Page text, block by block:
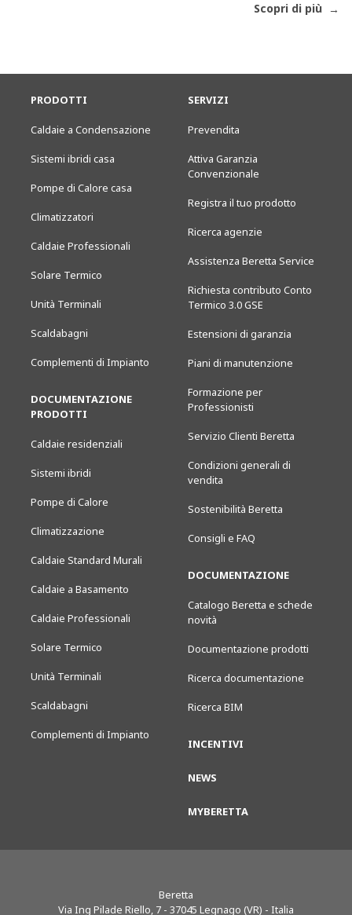
Scopri di più
PRODOTTI
Caldaie a Condensazione
Sistemi ibridi casa
Pompe di Calore casa
Climatizzatori
Caldaie Professionali
Solare Termico
Unità Terminali
Scaldabagni
Complementi di Impianto
DOCUMENTAZIONE
PRODOTTI
Caldaie residenziali
Sistemi ibridi
Pompe di Calore
Climatizzazione
Caldaie Standard Murali
Caldaie a Basamento
Caldaie Professionali
Solare Termico
Unità Terminali
Scaldabagni
Complementi di Impianto
SERVIZI
Prevendita
Attiva Garanzia
Convenzionale
Registra il tuo prodotto
Ricerca agenzie
Assistenza Beretta Service
Richiesta contributo Conto
Termico 3.0 GSE
Estensioni di garanzia
Piani di manutenzione
Formazione per
Professionisti
Servizio Clienti Beretta
Condizioni generali di
vendita
Sostenibilità Beretta
Consigli e FAQ
DOCUMENTAZIONE
Catalogo Beretta e schede
novità
Documentazione prodotti
Ricerca documentazione
Ricerca BIM
INCENTIVI
NEWS
MYBERETTA
Beretta
Via Ing Pilade Riello, 7 - 37045 Legnago (VR) - Italia